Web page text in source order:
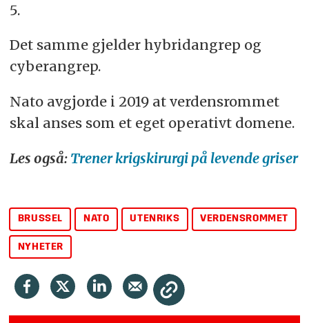
5.
Det samme gjelder hybridangrep og
cyberangrep.
Natoavgjorde i 2019 atverdensrommet
skal anses som et eget operativt domene.
Les også:Trener krigskirurgi på levende griser
BRUSSEL NATO UTENRIKS VERDENSROMMET
NYHETER